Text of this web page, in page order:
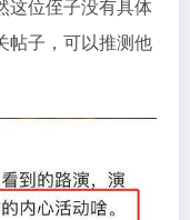
这位侄子没有具体
帖子，可以推测他